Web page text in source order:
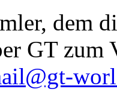
dem
GT zum